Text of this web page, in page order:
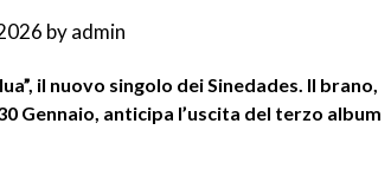
byadmin
il nuovo singolo dei Sinedades. Il brano,
Gennaio, anticipa l’uscita del terzo album